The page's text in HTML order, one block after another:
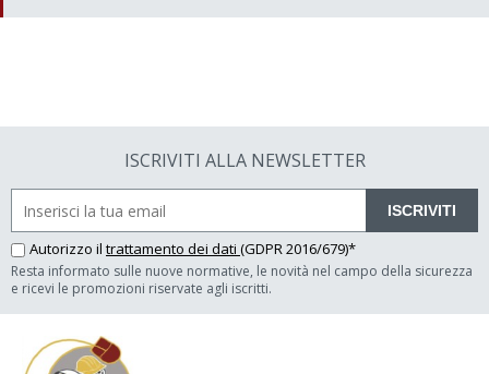
ISCRIVITI ALLA NEWSLETTER
ISCRIVITI
Autorizzo il trattamento dei dati (GDPR 2016/679)*
Resta informato sulle nuove normative, le novità nel campo della sicurezza
e ricevi le promozioni riservate agli iscritti.